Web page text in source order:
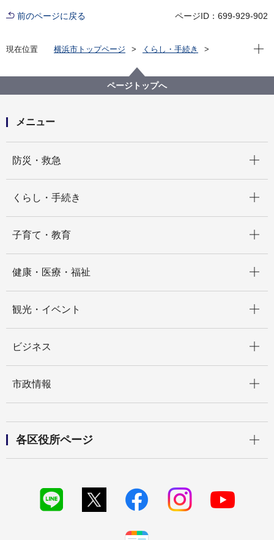
前のページに戻る ページID：699-929-902
現在位置 横浜市トップページ
くらし・手続き
横浜市都市美対策審議会
横浜市都市美対策審議会 政策検討部会の議事録
第37回横浜市都市美対策審議会政策検討部会議事録
現在
ページトップへ
メニュー
防災・救急
くらし・手続き
子育て・教育
健康・医療・福祉
観光・イベント
ビジネス
市政情報
各区役所ページ